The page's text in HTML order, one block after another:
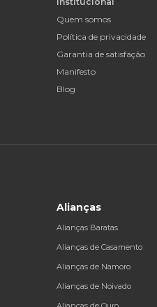
Quem somos
Política de privacidade
Garantia de satisfação
Manifesto
Blog
Alianças
Alianças Baratas
Alianças de Casamento
Alianças de Namoro
Alianças de Noivado